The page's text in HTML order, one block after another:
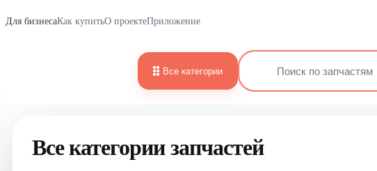
Для бизнесаКак купитьО проектеПриложение
Все категории
Все категории запчастей